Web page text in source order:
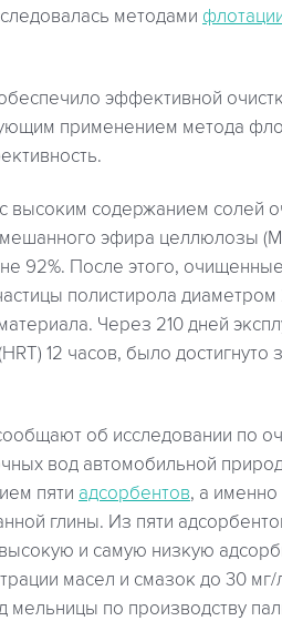
методами
эффективной
применением метода
содержанием солей
эфира целлюлозы
92%. После этого,
полистирола
Через 210 дней
12 часов, было достигнуто
об исследовании по
вод автомобильной
пяти адсорбентов, а именно
глины. Из пяти
и самую низкую
масел и смазок до 30
мельницы по производству